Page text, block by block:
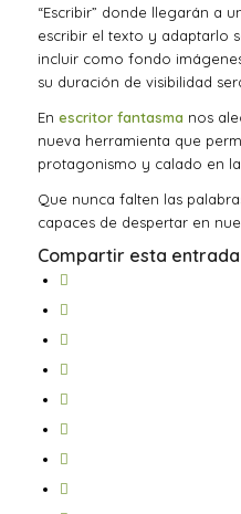
“Escribir” donde llegarán a
escribir el texto y adaptarlo
incluir como fondo
su duración de visibilidad
En escritor fantasma nos
nueva herramienta que
protagonismo y calado en
Que nunca falten las
capaces de despertar en
Compartir esta entrada